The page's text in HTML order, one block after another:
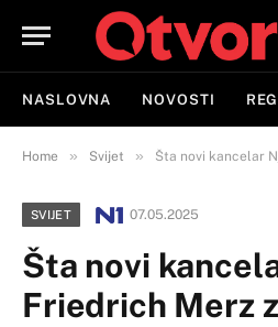
NASLOVNA NOVOSTI
Home » Svijet » Šta novi kancelar
SVIJET 07.05.2025
Šta novi
Friedrich Merz